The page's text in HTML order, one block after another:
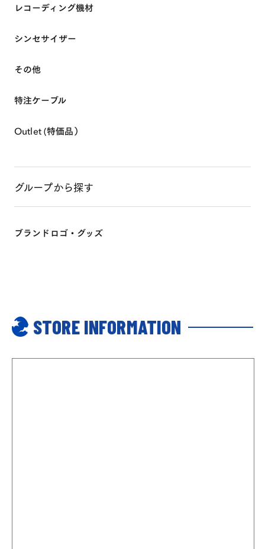
SHOP ONLINE
0
レコーディング機材
シンセサイザー
その他
特注ケーブル
Outlet (特価品）
グループから探す
ブランドロゴ・グッズ
STORE INFORMATION